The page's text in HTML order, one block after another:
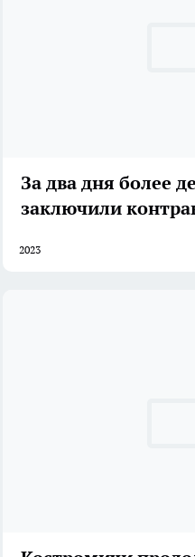
За два дня более
заключили
2023